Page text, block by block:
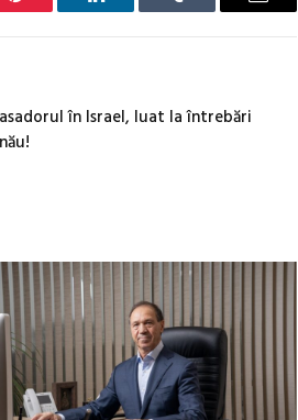
Pinterest LinkedIn Tumblr Email
în Israel, luat la întrebări